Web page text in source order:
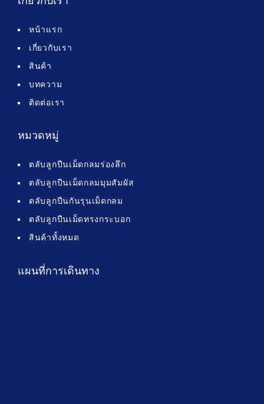
หน้าแรก
เกี่ยวกับเรา
สินค้า
บทความ
ติดต่อเรา
หมวดหมู่
ตลับลูกปืนเม็ดกลมร่องลึก
ตลับลูกปืนเม็ดกลมมุมสัมผัส
ตลับลูกปืนกันรุนเม็ดกลม
ตลับลูกปืนเม็ดทรงกระบอก
สินค้าทั้งหมด
แผนที่การเดินทาง